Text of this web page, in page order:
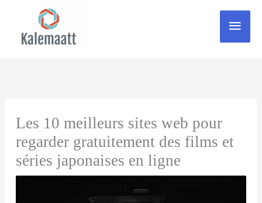
springen
Les 10 meilleurs sites web pour
regarder gratuitement des films et
séries japonaises en ligne